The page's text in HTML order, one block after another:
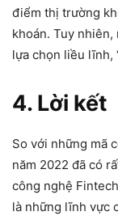
điểm thị trường
khoán. Tuy
lựa chọn liều lĩnh,
4. Lời kết
So với những mã
năm 2022 đã có
công nghệ
là những lĩnh vực